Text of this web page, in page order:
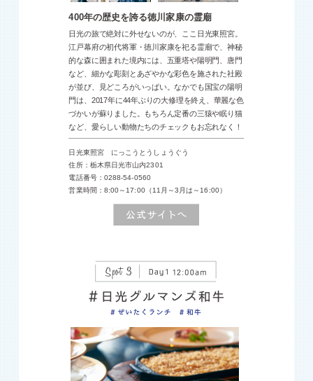
400年の歴史を誇る徳川家康の霊廟
日光の旅で絶対に外せないのが、ここ日光東照宮。
江戸幕府の初代将軍・徳川家康を祀る霊廟で、神秘
的な森に囲まれた境内には、五重塔や陽明門、唐門
など、細かな彫刻とあざやかな彩色を施された社殿
が並び、見どころがいっぱい。なかでも国宝の陽明
門は、2017年に44年ぶりの大修理を終え、華麗な色
づかいが蘇りました。もちろん定番の三猿や眠り猫
など、愛らしい動物たちのチェックもお忘れなく！
日光東照宮 にっこうとうしょうぐう
住所：栃木県日光市山内2301
電話番号：0288-54-0560
営業時間：8:00～17:00（11月～3月は～16:00）